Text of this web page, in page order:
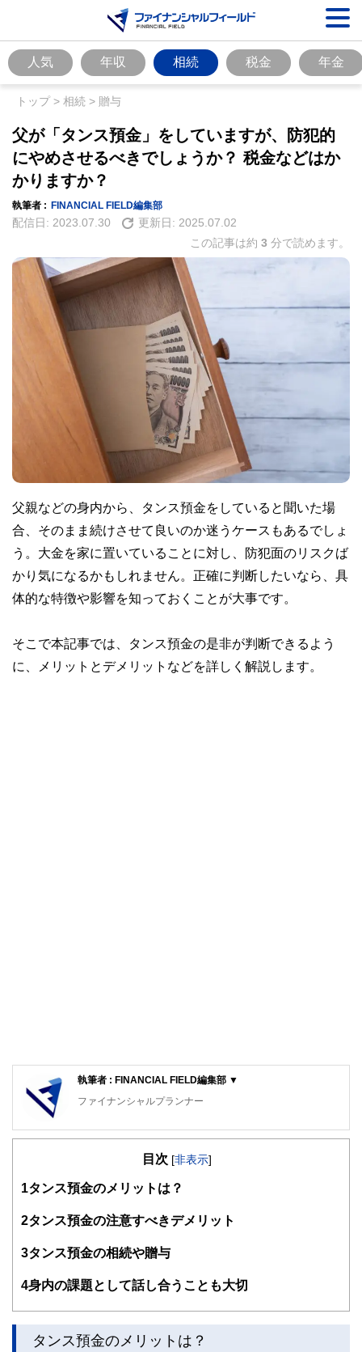
人気 年収 相続 税金 年金
トップ> 相続 > 贈与
父が「タンス預金」をしていますが、防犯的
にやめさせるべきでしょうか？ 税金などはか
かりますか？
執筆者 : FINANCIAL FIELD編集部
配信日: 2023.07.30 更新日: 2025.07.02
この記事は約 3 分で読めます。
父親などの身内から、タンス預金をしていると聞いた場
合、そのまま続けさせて良いのか迷うケースもあるでしょ
う。大金を家に置いていることに対し、防犯面のリスクば
かり気になるかもしれません。正確に判断したいなら、具
体的な特徴や影響を知っておくことが大事です。
そこで本記事では、タンス預金の是非が判断できるよう
に、メリットとデメリットなどを詳しく解説します。
執筆者 : FINANCIAL FIELD編集部 ▼
ファイナンシャルプランナー
FinancialField編集部は、金融、経済に関する記事を、日々
知識がない方でも理解できるようわかりやすく発信していま
得者を中心に「お金や暮らし」に関する書籍・雑誌の編集経
験者で構成され、企画立案から記事掲載まですべての工程に
護士、税理士、宅地建物取引士、相続診断士、住宅ローンア
かしく感じられる年金や税金、相続、保険、ローンなどの話
目次 [非表示]
1 タンス預金のメリットは？
2タンス預金の注意すべきデメリット
3タンス預金の相続や贈与
4身内の課題として話し合うことも大切
タンス預金のメリットは？